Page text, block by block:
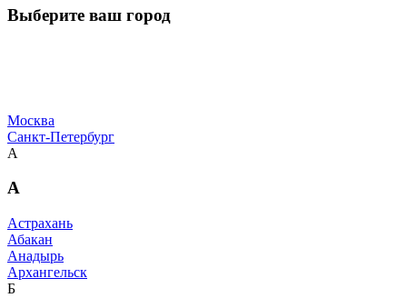
Выберите ваш город
Москва
Санкт-Петербург
А
А
Астрахань
Абакан
Анадырь
Архангельск
Б